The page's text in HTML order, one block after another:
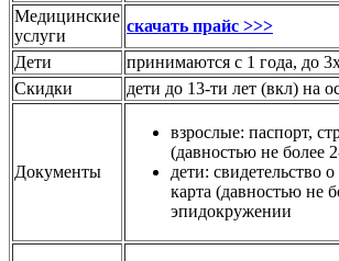
Медицинские
услуги
скачать прайс >>>
Дети
принимаются с 1 года, до
Скидки
дети до 13-ти лет (вкл) на
Документы
взрослые: паспорт,
(давностью не более
дети: свидетельство
карта (давностью не
эпидокружении